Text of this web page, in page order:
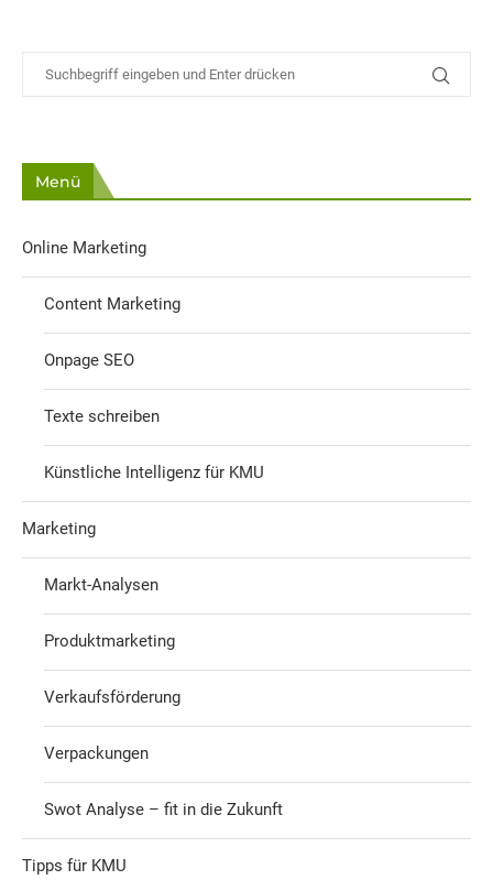
Menü
Online Marketing
Content Marketing
Onpage SEO
Texte schreiben
Künstliche Intelligenz für KMU
Marketing
Markt-Analysen
Produktmarketing
Verkaufsförderung
Verpackungen
Swot Analyse – fit in die Zukunft
Tipps für KMU